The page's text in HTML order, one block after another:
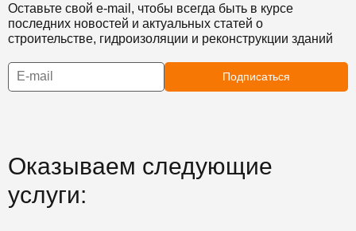
Оставьте свой e-mail, чтобы всегда быть в курсе
последних новостей и актуальных статей о
строительстве, гидроизоляции и реконструкции зданий
Подписаться
Оказываем следующие
услуги: